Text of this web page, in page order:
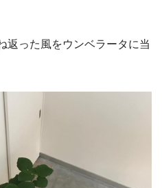
返った風をウンベラータに当